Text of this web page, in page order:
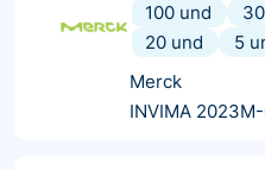
100 und
20 und
5
Merck
INVIMA